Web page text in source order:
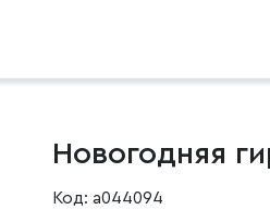
Код: a044094